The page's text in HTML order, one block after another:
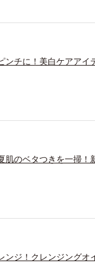
ンチに！美白ケアアイ
肌のベタつきを一掃
ンジ！クレンジングオ